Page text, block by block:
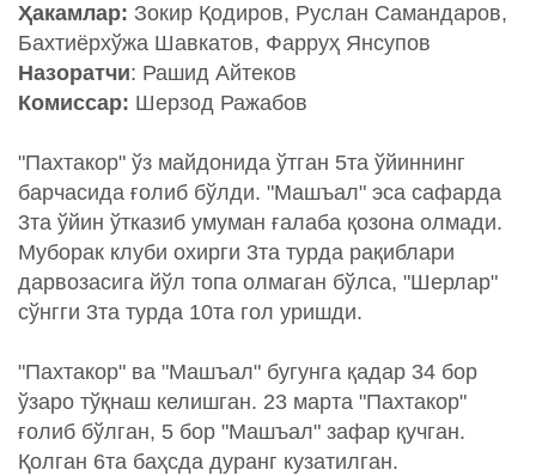
Ҳакамлар: Зокир Қодиров, Руслан Самандаров,
Бахтиёрхўжа Шавкатов, Фарруҳ Янсупов
Назоратчи: Рашид Айтеков
Комиссар: Шерзод Ражабов
"Пахтакор" ўз майдонида ўтган 5та ўйиннинг
барчасида ғолиб бўлди. "Машъал" эса сафарда
3та ўйин ўтказиб умуман ғалаба қозона олмади.
Муборак клуби охирги 3та турда рақиблари
дарвозасига йўл топа олмаган бўлса, "Шерлар"
сўнгги 3та турда 10та гол уришди.
"Пахтакор" ва "Машъал" бугунга қадар 34 бор
ўзаро тўқнаш келишган. 23 марта "Пахтакор"
ғолиб бўлган, 5 бор "Машъал" зафар қучган.
Қолган 6та баҳсда дуранг кузатилган.